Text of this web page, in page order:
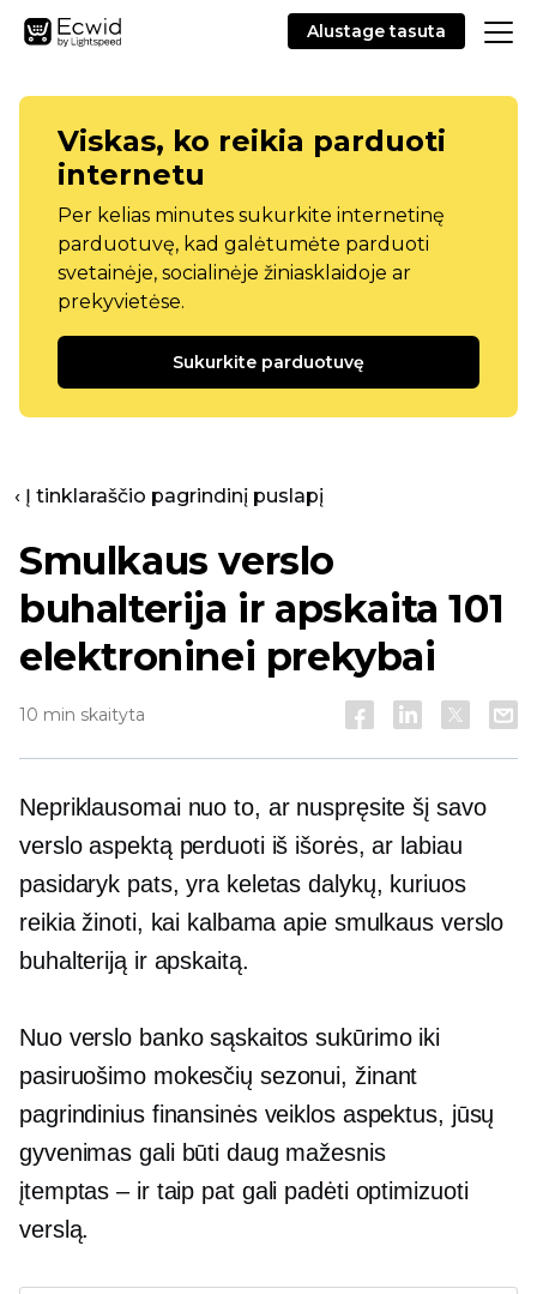
Alustage tasuta
Viskas, ko reikia parduoti
internetu
Per kelias minutes sukurkite internetinę
parduotuvę, kad galėtumėte parduoti
svetainėje, socialinėje žiniasklaidoje ar
prekyvietėse.
Sukurkite parduotuvę
‹ Į tinklaraščio pagrindinį puslapį
Smulkaus verslo
buhalterija ir apskaita 101
elektroninei prekybai
10 min skaityta
Nepriklausomai nuo to, ar nuspręsite šį savo
verslo aspektą perduoti iš išorės, ar labiau
pasidaryk pats, yra keletas dalykų, kuriuos
reikia žinoti, kai kalbama apie smulkaus verslo
buhalteriją ir apskaitą.
Nuo verslo banko sąskaitos sukūrimo iki
pasiruošimo mokesčių sezonui, žinant
pagrindinius finansinės veiklos aspektus, jūsų
gyvenimas gali būti daug mažesnis
įtemptas – irtaip pat gali padėti optimizuoti
verslą.